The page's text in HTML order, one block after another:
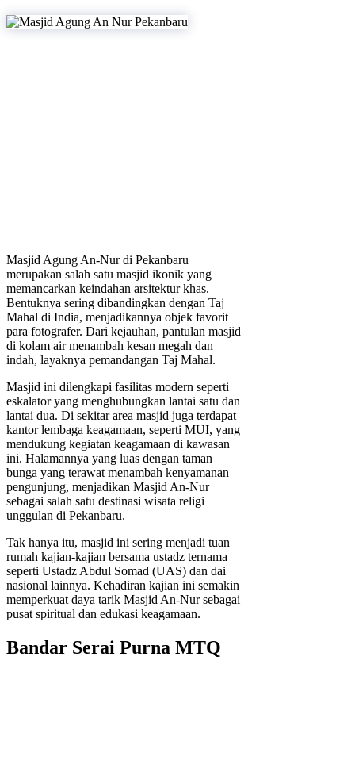
Masjid Agung An-Nur di Pekanbaru
merupakan salah satu masjid ikonik yang
memancarkan keindahan arsitektur khas.
Bentuknya sering dibandingkan dengan Taj
Mahal di India, menjadikannya objek favorit
para fotografer. Dari kejauhan, pantulan masjid
di kolam air menambah kesan megah dan
indah, layaknya pemandangan Taj Mahal.
Masjid ini dilengkapi fasilitas modern seperti
eskalator yang menghubungkan lantai satu dan
lantai dua. Di sekitar area masjid juga terdapat
kantor lembaga keagamaan, seperti MUI, yang
mendukung kegiatan keagamaan di kawasan
ini. Halamannya yang luas dengan taman
bunga yang terawat menambah kenyamanan
pengunjung, menjadikan Masjid An-Nur
sebagai salah satu destinasi wisata religi
unggulan di Pekanbaru.
Tak hanya itu, masjid ini sering menjadi tuan
rumah kajian-kajian bersama ustadz ternama
seperti Ustadz Abdul Somad (UAS) dan dai
nasional lainnya. Kehadiran kajian ini semakin
memperkuat daya tarik Masjid An-Nur sebagai
pusat spiritual dan edukasi keagamaan.
Bandar Serai Purna MTQ